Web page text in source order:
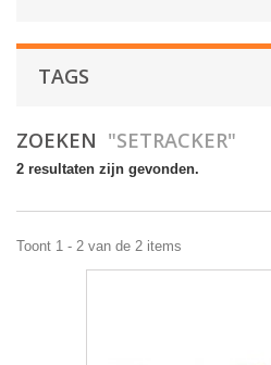
TAGS
ZOEKEN "SETRACKER"
2 resultaten zijn gevonden.
Toont 1 - 2 van de 2 items